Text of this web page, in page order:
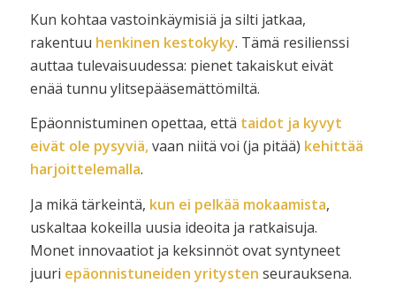
Kun kohtaa vastoinkäymisiä ja silti jatkaa,
rakentuu henkinen kestokyky. Tämä resilienssi
auttaa tulevaisuudessa: pienet takaiskut eivät
enää tunnu ylitsepääsemättömiltä.
Epäonnistuminen opettaa, että taidot ja kyvyt
eivät ole pysyviä,vaan niitä voi (ja pitää) kehittää
harjoittelemalla.
Ja mikä tärkeintä, kun ei pelkää mokaamista,
uskaltaa kokeilla uusia ideoita ja ratkaisuja.
Monet innovaatiot ja keksinnöt ovat syntyneet
juuri epäonnistuneiden yritysten seurauksena.